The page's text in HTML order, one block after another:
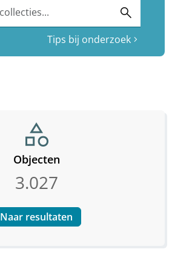
search
Tips bij onderzoek chevron_right
category
Objecten
3.027
Naar resultaten